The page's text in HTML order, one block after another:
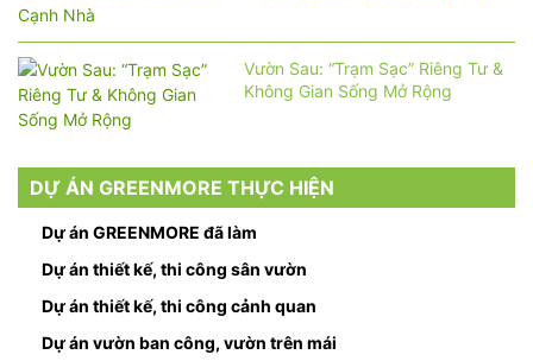
Vườn Sau: “Trạm Sạc” Riêng Tư &
Không Gian Sống Mở Rộng
DỰ ÁN GREENMORE THỰC HIỆN
Dự án GREENMORE đã làm
Dự án thiết kế, thi công sân vườn
Dự án thiết kế, thi công cảnh quan
Dự án vườn ban công, vườn trên mái